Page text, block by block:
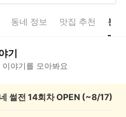
동네 정보 맛집 추천 분
기
이야기를 모아봐요
썰전 14회차 OPEN (~8/17)